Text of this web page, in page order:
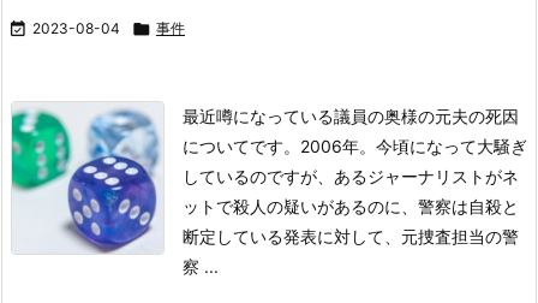
 2023-08-04  事件
最近噂になっている議員の奥様の元夫の死因
についてです。 2006年。 今頃になって大騒ぎ
しているのですが、あるジャーナリストがネ
ットで殺人の疑いがあるのに、警察は自殺と
断定している発表に対して、元捜査担当の警
察 ...